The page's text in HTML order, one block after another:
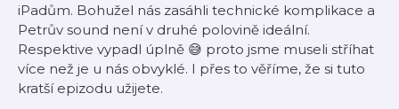
iPadům. Bohužel nás zasáhli technické komplikace a
Petrův sound není v druhé polovině ideální.
Respektive vypadl úplně 😅 proto jsme museli stříhat
více než je u nás obvyklé. I přes to věříme, že si tuto
kratší epizodu užijete.